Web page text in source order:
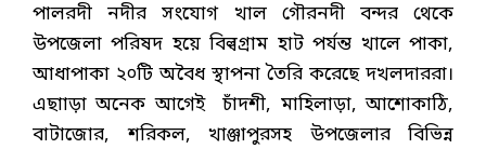
পালরদী নদীর সংযোগ খাল গৌরনদী বন্দর থেকে
উপজেলা পরিষদ হয়ে বিল্বগ্রাম হাট পর্যন্ত খালে পাকা,
আধাপাকা ২০টি অবৈধ স্থাপনা তৈরি করেছে দখলদাররা।
এছাাড়া অনেক আগেই চাঁদশী, মাহিলাড়া, আশোকাঠি,
বাটাজোর, শরিকল, খাঞ্জাপুরসহ উপজেলার বিভিন্ন